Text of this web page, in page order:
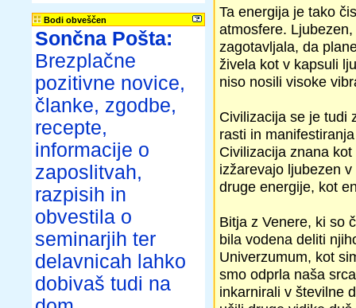
Bodi obveščen
Sončna Pošta:
Brezplačne
pozitivne novice,
članke, zgodbe,
recepte,
informacije o
zaposlitvah,
razpisih in
obvestila o
seminarjih ter
delavnicah lahko
dobivaš tudi na
Ta energija je tako
atmosfere.
zagotavljala, da
živela kot v kapsuli
niso nosili visoke
Civilizacija se je tudi
rasti in
Civilizacija znana
izžarevajo ljubezen
druge energije, kot
Bitja z Venere, ki so
bila vodena deliti
Univerzumum, kot
smo odprla naša
inkarnirali v številne